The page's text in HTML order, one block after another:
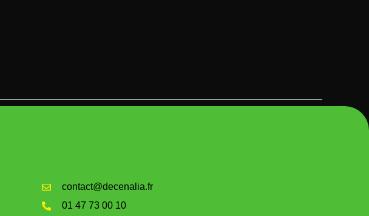
contact@decenalia.fr
01 47 73 00 10